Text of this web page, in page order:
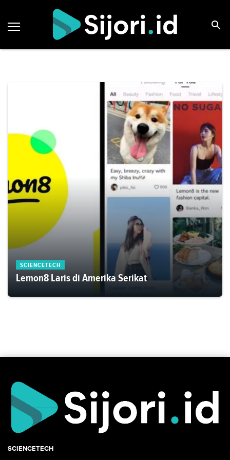
SCIENCETECH
Lemon8 Laris di Amerika Serikat
SCIENCETECH